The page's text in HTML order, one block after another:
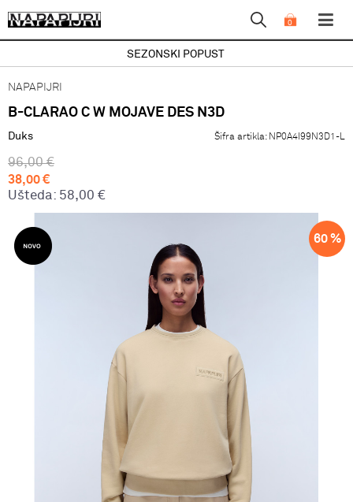
0
SEZONSKI POPUST
NAPAPIJRI
B-CLARAO C W MOJAVE DES N3D
Duks Šifra artikla: NP0A4I99N3D1-L
96,00 €
38,00€
Ušteda: 58,00 €
60 %